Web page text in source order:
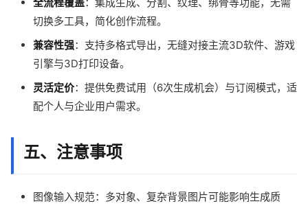
切换多工具，简化创作流程。
兼容性强：支持多格式导出，无缝对接主流3D软件、游戏
引擎与3D打印设备。
灵活定价：提供免费试用（6次生成机会）与订阅模式，适
配个人与企业用户需求。
五、注意事项
图像输入规范：多对象、复杂背景图片可能影响生成质